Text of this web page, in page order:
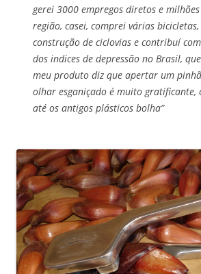
gerei 3000 empregos diretos e
região, casei, comprei várias
construção de ciclovias e contribuí
dos indices de depressão no Brasil,
meu produto diz que apertar um
olhar esganiçado é muito gratificante,
até os antigos plásticos bolha”